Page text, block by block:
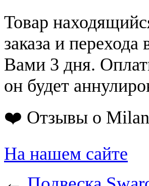
Товар
заказа и
Вами 3 дня.
он будет
❤️ Отзывы о
На нашем сайте